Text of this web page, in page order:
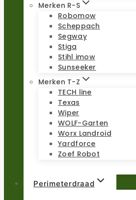
Merken R-S
Robomow
Scheppach
Segway
Stiga
Stihl imow
Sunseeker
Merken T-Z
TECH line
Texas
Wiper
WOLF-Garten
Worx Landroid
Yardforce
Zoef Robot
Perimeterdraad